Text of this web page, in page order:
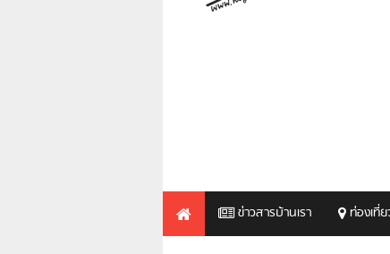
ข่าวสารบ้านเรา ท่องเที่